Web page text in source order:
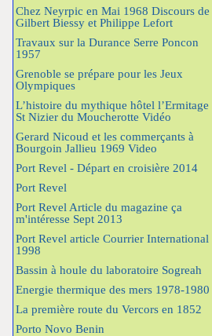
Chez Neyrpic en Mai 1968 Discours de
Gilbert Biessy et Philippe Lefort
Travaux sur la Durance Serre Poncon
1957
Grenoble se prépare pour les Jeux
Olympiques
L’histoire du mythique hôtel l’Ermitage
St Nizier du Moucherotte Vidéo
Gerard Nicoud et les commerçants à
Bourgoin Jallieu 1969 Video
Port Revel - Départ en croisière 2014
Port Revel
Port Revel Article du magazine ça
m'intéresse Sept 2013
Port Revel article Courrier International
1998
Bassin à houle du laboratoire Sogreah
Energie thermique des mers 1978-1980
La première route du Vercors en 1852
Porto Novo Benin